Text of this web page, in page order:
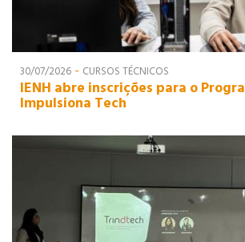
30/07/2026 - CURSOS TÉCNICOS
IENH abre inscrições para o
Impulsiona Tech